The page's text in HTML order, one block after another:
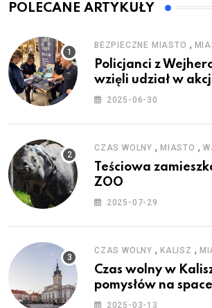
POLECANE ARTYKUŁY
BEZPIECZNE MIASTO ,
Policjanci z
wzięli udział w
Wakacje”
2025-06-30
CZAS WOLNY , MIASTO ,
Teściowa
ZOO
2025-07-29
CZAS WOLNY , KALISZ ,
Czas wolny w
pomysłów na
rodzinne atrakcje
2025-03-13